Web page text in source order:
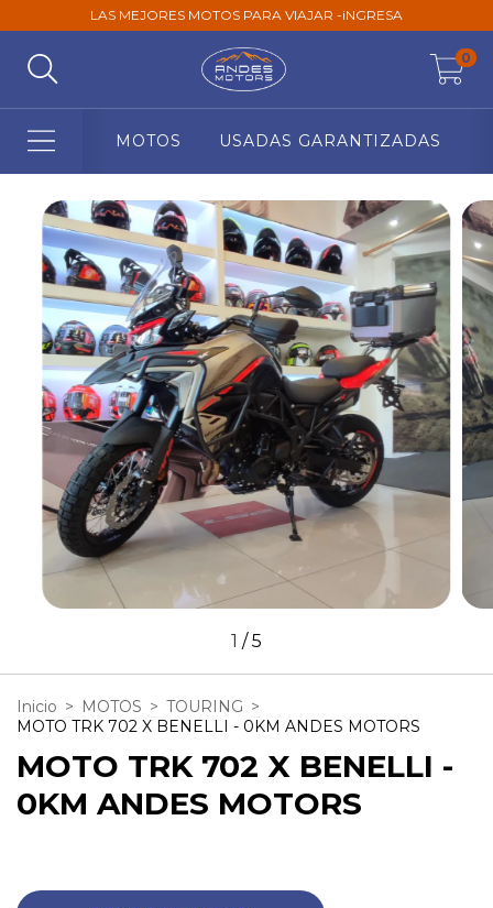
LAS MEJORES MOTOS PARA VIAJAR -iNGRESA
0
MOTOS USADAS GARANTIZADAS
1 /5
Inicio > MOTOS > TOURING >
MOTO TRK 702 X BENELLI - 0KM ANDES MOTORS
MOTO TRK 702 X BENELLI -
0KM ANDES MOTORS